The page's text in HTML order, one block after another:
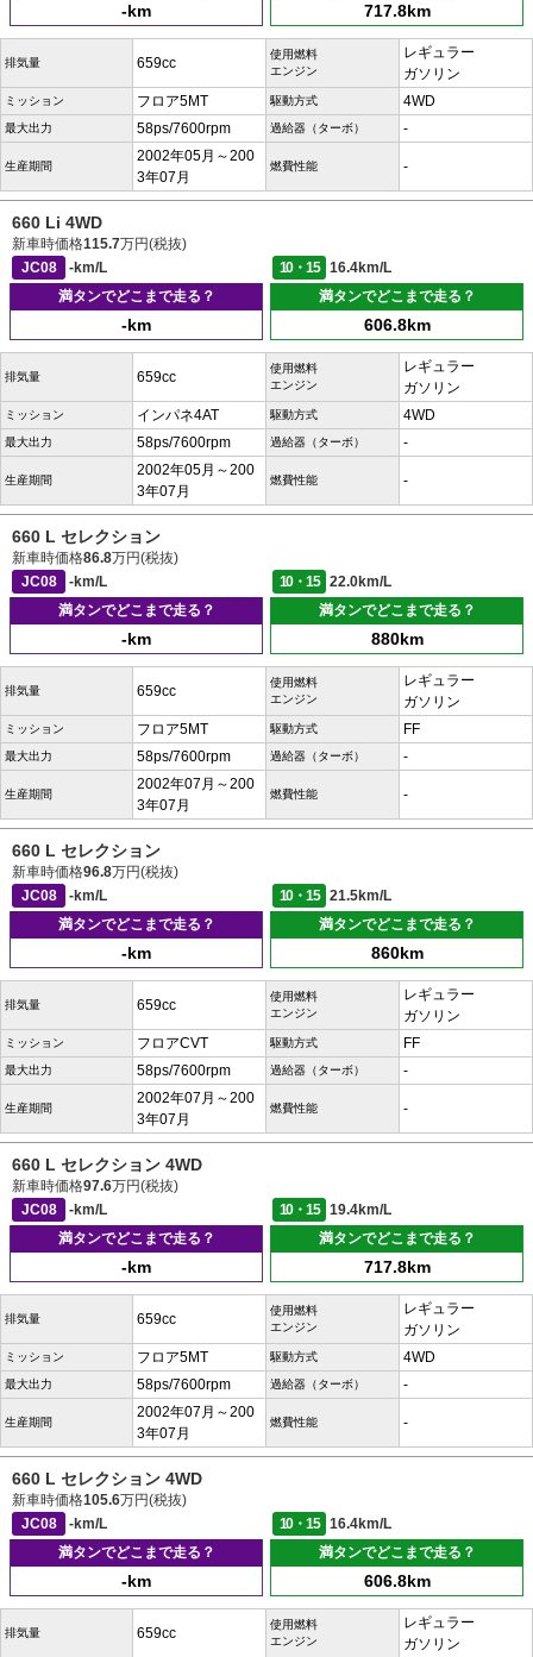
-km 717.8km
排気量 659cc
使用燃料
エンジン
レギュラー
ガソリン
ミッション フロア5MT 駆動方式 4WD
最大出力 58ps/7600rpm 過給器（ターボ） -
生産期間
2002年05月～200
3年07月
燃費性能 -
660 Li 4WD
新車時価格115.7万円(税抜)
JC08
-km/L 10・15
16.4km/L
満タンでどこまで走る？
-km
満タンでどこまで走る？
606.8km
排気量 659cc
使用燃料
エンジン
レギュラー
ガソリン
ミッション インパネ4AT 駆動方式 4WD
最大出力 58ps/7600rpm 過給器（ターボ） -
生産期間
2002年05月～200
3年07月
燃費性能 -
660 L セレクション
新車時価格86.8万円(税抜)
JC08
-km/L 10・15
22.0km/L
満タンでどこまで走る？
-km
満タンでどこまで走る？
880km
排気量 659cc
使用燃料
エンジン
レギュラー
ガソリン
ミッション フロア5MT 駆動方式 FF
最大出力 58ps/7600rpm 過給器（ターボ） -
生産期間
2002年07月～200
3年07月
燃費性能 -
660 L セレクション
新車時価格96.8万円(税抜)
JC08
-km/L 10・15
21.5km/L
満タンでどこまで走る？
-km
満タンでどこまで走る？
860km
排気量 659cc
使用燃料
エンジン
レギュラー
ガソリン
ミッション フロアCVT 駆動方式 FF
最大出力 58ps/7600rpm 過給器（ターボ） -
生産期間
2002年07月～200
3年07月
燃費性能 -
660 L セレクション 4WD
新車時価格97.6万円(税抜)
JC08
-km/L 10・15
19.4km/L
満タンでどこまで走る？
-km
満タンでどこまで走る？
717.8km
排気量 659cc
使用燃料
エンジン
レギュラー
ガソリン
ミッション フロア5MT 駆動方式 4WD
最大出力 58ps/7600rpm 過給器（ターボ） -
生産期間
2002年07月～200
3年07月
燃費性能 -
660 L セレクション 4WD
新車時価格105.6万円(税抜)
JC08
-km/L 10・15
16.4km/L
満タンでどこまで走る？
-km
満タンでどこまで走る？
606.8km
排気量 659cc
使用燃料
エンジン
レギュラー
ガソリン